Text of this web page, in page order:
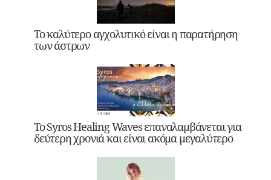
Το καλύτερο αγχολυτικό είναι η παρατήρηση
των άστρων
Το Syros Healing Waves επαναλαμβάνεται για
δεύτερη χρονιά και είναι ακόμα μεγαλύτερο